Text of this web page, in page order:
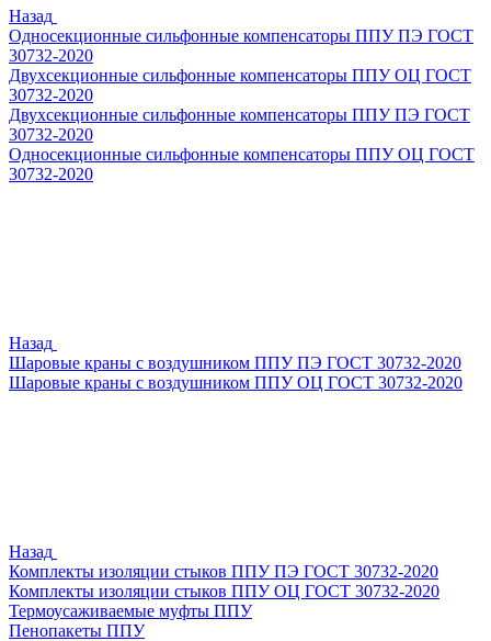
Назад
Односекционные сильфонные компенсаторы ППУ ПЭ ГОСТ
30732-2020
Двухсекционные сильфонные компенсаторы ППУ ОЦ ГОСТ
30732-2020
Двухсекционные сильфонные компенсаторы ППУ ПЭ ГОСТ
30732-2020
Односекционные сильфонные компенсаторы ППУ ОЦ ГОСТ
30732-2020
Назад
Шаровые краны с воздушником ППУ ПЭ ГОСТ 30732-2020
Шаровые краны с воздушником ППУ ОЦ ГОСТ 30732-2020
Назад
Комплекты изоляции стыков ППУ ПЭ ГОСТ 30732-2020
Комплекты изоляции стыков ППУ ОЦ ГОСТ 30732-2020
Термоусаживаемые муфты ППУ
Пенопакеты ППУ